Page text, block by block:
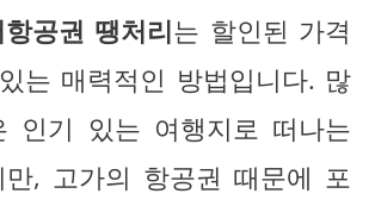
공권 땡처리는 할인된 가격
는 매력적인 방법입니다. 많
인기 있는 여행지로 떠나는
만, 고가의 항공권 때문에 포